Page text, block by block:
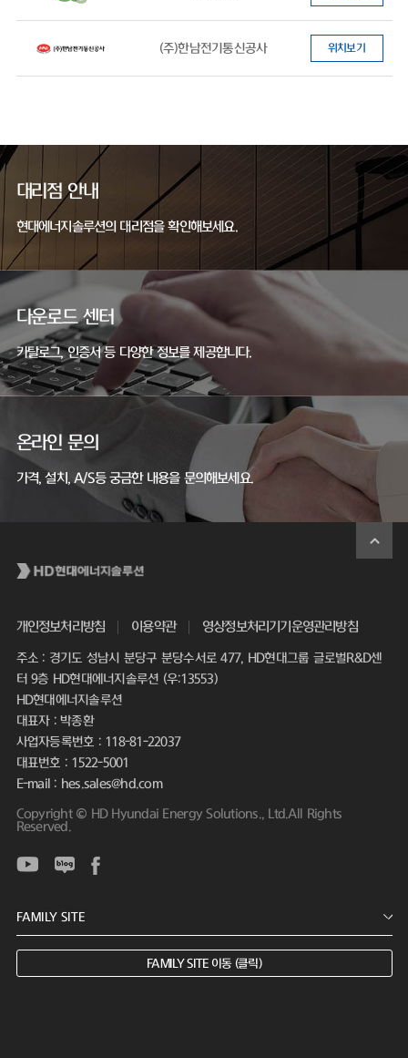
(주)한남전기통신공사 위치보기
대리점 안내
현대에너지솔루션의 대리점을 확인해보세요.
다운로드 센터
카탈로그, 인증서 등 다양한 정보를 제공합니다.
온라인 문의
가격, 설치, A/S등 궁금한 내용을 문의해보세요.
개인정보처리방침 이용약관 영상정보처리기기운영관리방침
주소 : 경기도 성남시 분당구 분당수서로 477, HD현대그룹 글로벌R&D센
터 9층 HD현대에너지솔루션 (우:13553)
HD현대에너지솔루션
대표자 : 박종환
사업자등록번호 : 118-81-22037
대표번호 : 1522-5001
E-mail : hes.sales@hd.com
Copyright © HD Hyundai Energy Solutions., Ltd.All Rights
Reserved.
FAMILY SITE 이동 (클릭)